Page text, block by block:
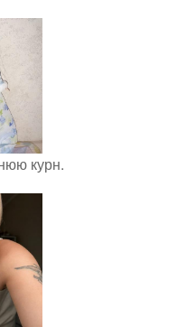
курн.